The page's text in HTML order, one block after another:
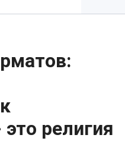
религия